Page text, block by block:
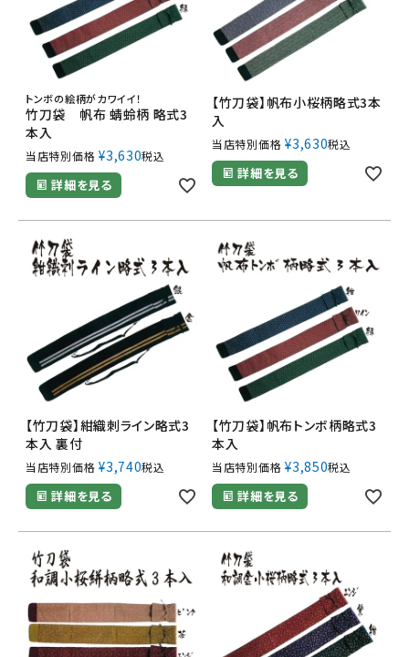
トンボの絵柄がカワイイ！
竹刀袋 帆布 蜻蛉柄 略式3
本入
当店特別価格 ¥3,630税込
詳細を見る
【竹刀袋】帆布小桜柄略式3本
入
当店特別価格 ¥3,630税込
詳細を見る
【竹刀袋】紺織刺ライン略式3
本入 裏付
当店特別価格 ¥3,740税込
詳細を見る
【竹刀袋】帆布トンボ柄略式3
本入
当店特別価格 ¥3,850税込
詳細を見る